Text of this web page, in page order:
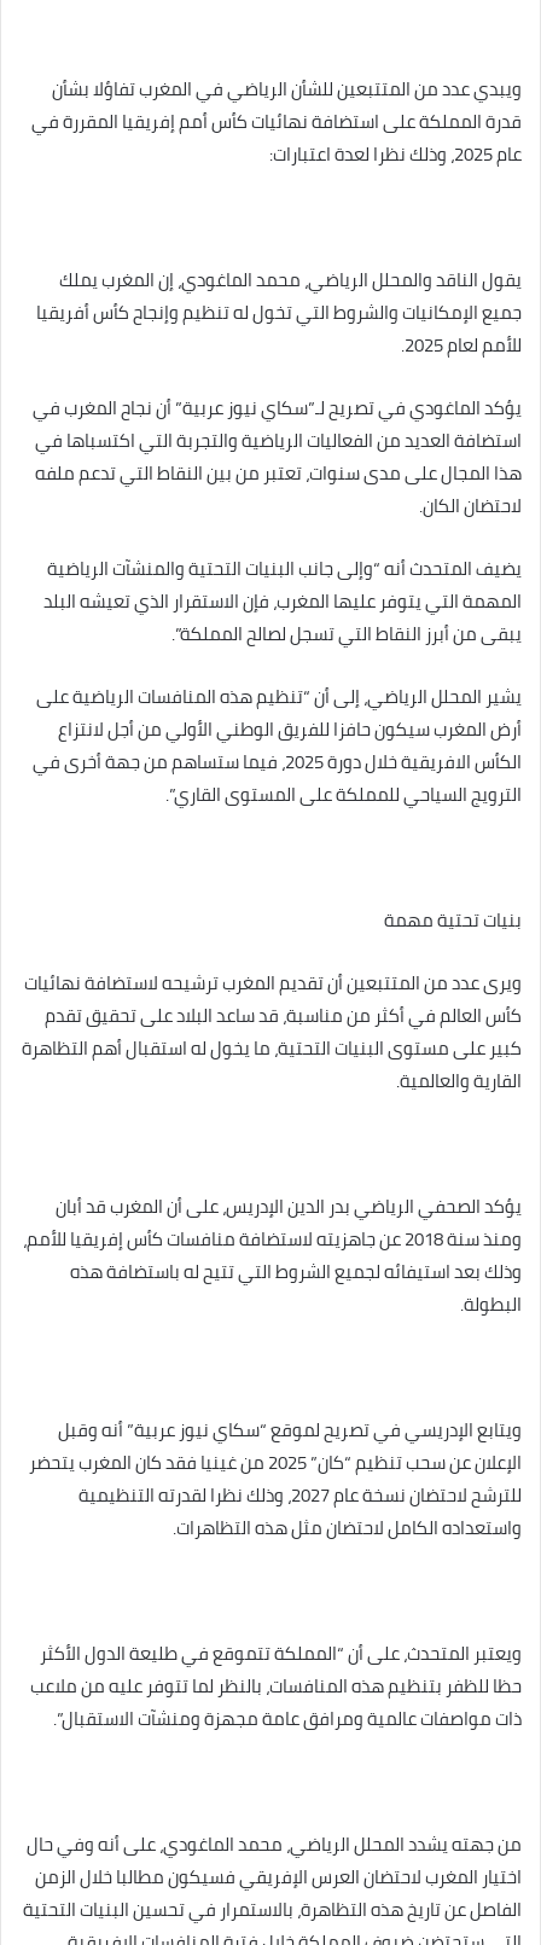
ويبدي عدد من المتتبعين للشأن الرياضي في المغرب تفاؤلا بشأن
قدرة المملكة على استضافة نهائيات كأس أمم إفريقيا المقررة في
عام 2025، وذلك نظرا لعدة اعتبارات:
يقول الناقد والمحلل الرياضي، محمد الماغودي، إن المغرب يملك
جميع الإمكانيات والشروط التي تخول له تنظيم وإنجاح كأس أفريقيا
للأمم لعام 2025.
يؤكد الماغودي في تصريح لـ”سكاي نيوز عربية” أن نجاح المغرب في
استضافة العديد من الفعاليات الرياضية والتجربة التي اكتسباها في
هذا المجال على مدى سنوات، تعتبر من بين النقاط التي تدعم ملفه
لاحتضان الكان.
يضيف المتحدث أنه “وإلى جانب البنيات التحتية والمنشآت الرياضية
المهمة التي يتوفر عليها المغرب، فإن الاستقرار الذي تعيشه البلد
يبقى من أبرز النقاط التي تسجل لصالح المملكة”.
يشير المحلل الرياضي، إلى أن “تنظيم هذه المنافسات الرياضية على
أرض المغرب سيكون حافزا للفريق الوطني الأولي من أجل لانتزاع
الكأس الافريقية خلال دورة 2025، فيما ستساهم من جهة أخرى في
الترويج السياحي للمملكة على المستوى القاري”.
بنيات تحتية مهمة
ويرى عدد من المتتبعين أن تقديم المغرب ترشيحه لاستضافة نهائيات
كأس العالم في أكثر من مناسبة، قد ساعد البلاد على تحقيق تقدم
كبير على مستوى البنيات التحتية، ما يخول له استقبال أهم التظاهرة
القارية والعالمية.
يؤكد الصحفي الرياضي بدر الدين الإدريس، على أن المغرب قد أبان
ومنذ سنة 2018 عن جاهزيته لاستضافة منافسات كأس إفريقيا للأمم،
وذلك بعد استيفائه لجميع الشروط التي تتيح له باستضافة هذه
البطولة.
ويتابع الإدريسي في تصريح لموقع “سكاي نيوز عربية” أنه وقبل
الإعلان عن سحب تنظيم “كان” 2025 من غينيا فقد كان المغرب يتحضر
للترشح لاحتضان نسخة عام 2027، وذلك نظرا لقدرته التنظيمية
واستعداده الكامل لاحتضان مثل هذه التظاهرات.
ويعتبر المتحدث، على أن “المملكة تتموقع في طليعة الدول الأكثر
حظا للظفر بتنظيم هذه المنافسات، بالنظر لما تتوفر عليه من ملاعب
ذات مواصفات عالمية ومرافق عامة مجهزة ومنشآت الاستقبال”.
من جهته يشدد المحلل الرياضي، محمد الماغودي، على أنه وفي حال
اختيار المغرب لاحتضان العرس الإفريقي فسيكون مطالبا خلال الزمن
الفاصل عن تاريخ هذه التظاهرة، بالاستمرار في تحسين البنيات التحتية